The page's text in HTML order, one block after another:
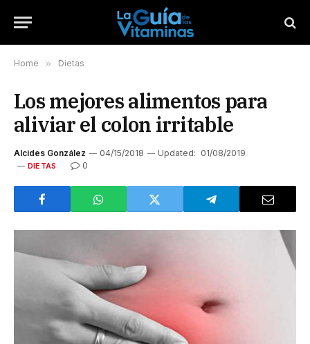
Home » Dietas
Los mejores alimentos para
aliviar el colon irritable
Alcides González 04/15/2018 Updated: 01/08/2019
DIETAS 0